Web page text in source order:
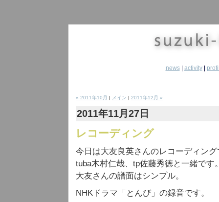
news| activity|
« 2011年10月 | メイン | 2011年12月 »
2011年11月27日
レコーディング
今日は大友良英さんのレコーディン
tuba木村仁哉、tp佐藤秀徳と一緒です
大友さんの譜面はシンプル。
NHKドラマ「とんび」の録音です。